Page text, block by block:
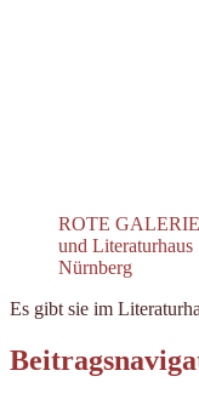
ROTE GALERIE
und Literaturhaus
Nürnberg
Es gibt sie im